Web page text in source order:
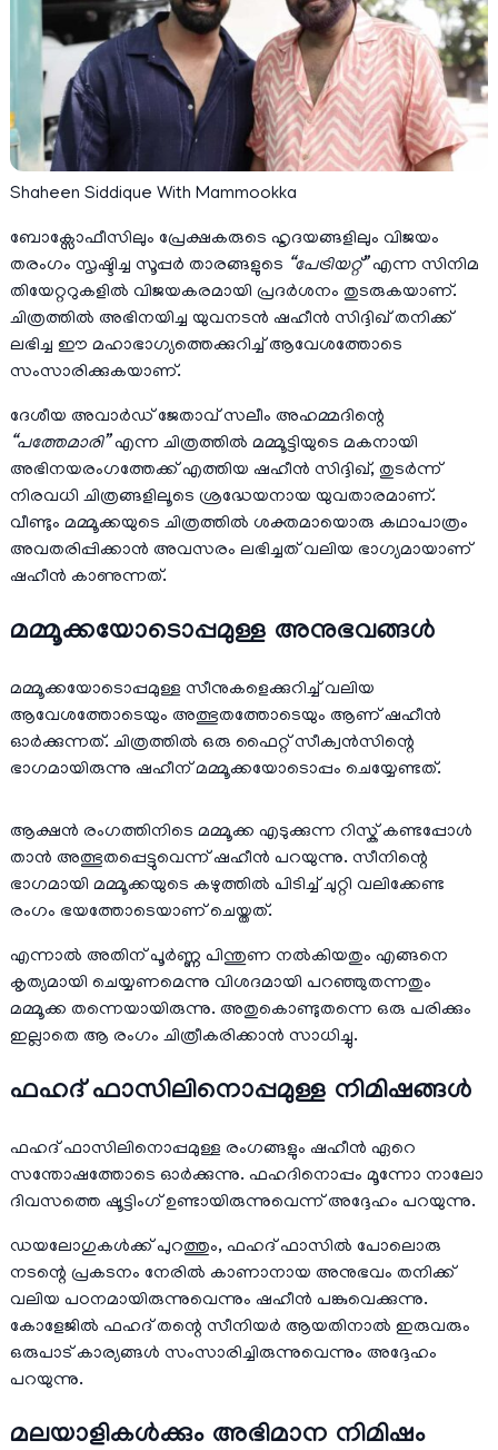
Shaheen Siddique With Mammookka
ബോക്സോഫീസിലും പ്രേക്ഷകരുടെ ഹൃദയങ്ങളിലും വിജയം
തരംഗം സൃഷ്ടിച്ച സൂപ്പർ താരങ്ങളുടെ “പേട്രിയറ്റ്”എന്ന സിനിമ
തിയേറ്ററുകളിൽ വിജയകരമായി പ്രദർശനം തുടരുകയാണ്.
ചിത്രത്തിൽ അഭിനയിച്ച യുവനടൻ ഷഹീൻ സിദ്ദിഖ് തനിക്ക്
ലഭിച്ച ഈ മഹാഭാഗ്യത്തെക്കുറിച്ച് ആവേശത്തോടെ
സംസാരിക്കുകയാണ്.
ദേശീയ അവാർഡ് ജേതാവ് സലീം അഹമ്മദിന്റെ
“പത്തേമാരി”എന്ന ചിത്രത്തിൽ മമ്മൂട്ടിയുടെ മകനായി
അഭിനയരംഗത്തേക്ക് എത്തിയ ഷഹീൻ സിദ്ദിഖ്, തുടർന്ന്
നിരവധി ചിത്രങ്ങളിലൂടെ ശ്രദ്ധേയനായ യുവതാരമാണ്.
വീണ്ടും മമ്മൂക്കയുടെ ചിത്രത്തിൽ ശക്തമായൊരു കഥാപാത്രം
അവതരിപ്പിക്കാൻ അവസരം ലഭിച്ചത് വലിയ ഭാഗ്യമായാണ്
ഷഹീൻ കാണുന്നത്.
മമ്മൂക്കയോടൊപ്പമുള്ള അനുഭവങ്ങൾ
മമ്മൂക്കയോടൊപ്പമുള്ള സീനുകളെക്കുറിച്ച് വലിയ
ആവേശത്തോടെയും അത്ഭുതത്തോടെയും ആണ് ഷഹീൻ
ഓർക്കുന്നത്. ചിത്രത്തിൽ ഒരു ഫൈറ്റ് സീക്വൻസിന്റെ
ഭാഗമായിരുന്നു ഷഹീന് മമ്മൂക്കയോടൊപ്പം ചെയ്യേണ്ടത്.
ആക്ഷൻ രംഗത്തിനിടെ മമ്മൂക്ക എടുക്കുന്ന റിസ്ക് കണ്ടപ്പോൾ
താൻ അത്ഭുതപ്പെട്ടുവെന്ന് ഷഹീൻ പറയുന്നു. സീനിന്റെ
ഭാഗമായി മമ്മൂക്കയുടെ കഴുത്തിൽ പിടിച്ച് ചുറ്റി വലിക്കേണ്ട
രംഗം ഭയത്തോടെയാണ് ചെയ്തത്.
എന്നാൽ അതിന് പൂർണ്ണ പിന്തുണ നൽകിയതും എങ്ങനെ
കൃത്യമായി ചെയ്യണമെന്നു വിശദമായി പറഞ്ഞുതന്നതും
മമ്മൂക്ക തന്നെയായിരുന്നു. അതുകൊണ്ടുതന്നെ ഒരു പരിക്കും
ഇല്ലാതെ ആ രംഗം ചിത്രീകരിക്കാൻ സാധിച്ചു.
ഫഹദ് ഫാസിലിനൊപ്പമുള്ള നിമിഷങ്ങൾ
ഫഹദ് ഫാസിലിനൊപ്പമുള്ള രംഗങ്ങളും ഷഹീൻ ഏറെ
സന്തോഷത്തോടെ ഓർക്കുന്നു. ഫഹദിനൊപ്പം മൂന്നോ നാലോ
ദിവസത്തെ ഷൂട്ടിംഗ് ഉണ്ടായിരുന്നുവെന്ന് അദ്ദേഹം പറയുന്നു.
ഡയലോഗുകൾക്ക് പുറത്തും, ഫഹദ് ഫാസിൽ പോലൊരു
നടന്റെ പ്രകടനം നേരിൽ കാണാനായ അനുഭവം തനിക്ക്
വലിയ പഠനമായിരുന്നുവെന്നും ഷഹീൻ പങ്കുവെക്കുന്നു.
കോളേജിൽ ഫഹദ് തന്റെ സീനിയർ ആയതിനാൽ ഇരുവരും
ഒരുപാട് കാര്യങ്ങൾ സംസാരിച്ചിരുന്നുവെന്നും അദ്ദേഹം
പറയുന്നു.
മലയാളികൾക്കും അഭിമാന നിമിഷം